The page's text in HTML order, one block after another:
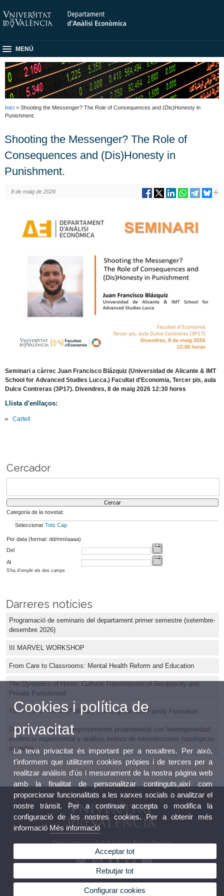
MENÚ
Inici > Shooting the Messenger? The Role of Consequences and (Dis)Honesty in
Punishment.
Shooting the Messenger? The Role of
Consequences and (Dis)Honesty in
Punishment.
8 de maig de 2026
Seminari a càrrec Juan Francisco Blázquiz (Universidad de Alicante & IMT
School for Advanced Studies Lucca.) Facultat d'Economia, Tercer pis, aula
Dulce Contreras (3P17). Divendres, 8 de maig 2026 12:30 hores
Llista d'enllaços:
Cartell
Cercador
Categoria de la novetat:
Seleccionar Tots Cap
Per data (format: dd/mm/aaaa)
Del
Al
S'ha d'omplir els dos camps
Darreres notícies
Programació de seminaris del departament primer semestre (setembre-
desembre 2026)
III MARVEL WORKSHOP
From Care to Classrooms: Mental Health Reform and Education
The Dynamics of Honor: Cultural Transmission of Reciprocity and
Private Punishment
The Price of Service? Military Conscription and Family Formation
Dilemas sociales y comportamiento proambiental con heterogeneidad:
evidencia experimental y análisis teórico de intervenciones topológicas
en redes
Departament d'Anàlisi Econòmica
Cookies i política de
privacitat
La teva privacitat és important per a nosaltres. Per això,
t'informem que utilitzem cookies pròpies i de tercers per a
realitzar anàlisis d'ús i mesurament de la nostra pàgina web
amb la finalitat de personalitzar continguts,així com
proporcionar funcionalitats a les xarxes socials o analitzar el
nostre trànsit. Per a continuar accepta o modifica la
configuració de les nostres cookies. Per a obtenir més
informació Més informació
Acceptar tot
Rebutjar tot
Configurar cookies